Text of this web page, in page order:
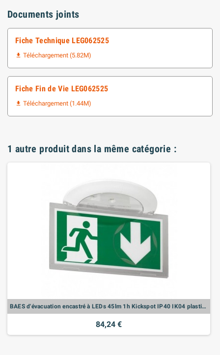
Documents joints
Fiche Technique LEG062525
 Téléchargement (5.82M)
Fiche Fin de Vie LEG062525
 Téléchargement (1.44M)
1 autre produit dans la même catégorie :
BAES d'évacuation encastré à LEDs 45lm 1h Kickspot IP40 IK04 plastique SATI Connecté pour ERP et ERT - LEG062524
84,24 €